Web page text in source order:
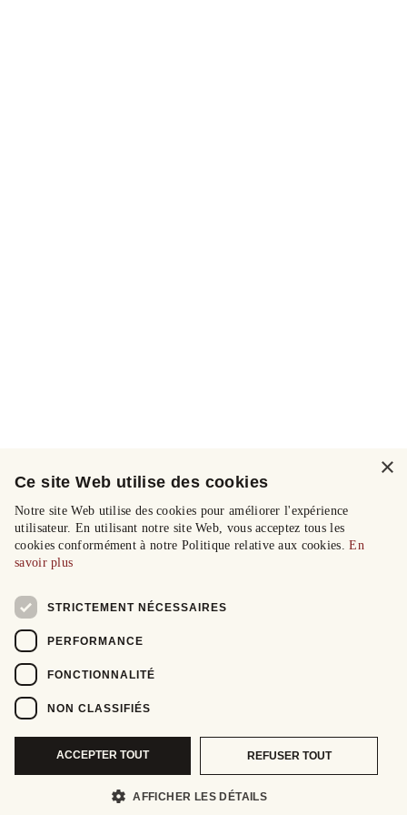
×
Ce site Web utilise des cookies
Notre site Web utilise des cookies pour améliorer l'expérience
utilisateur. En utilisant notre site Web, vous acceptez tous les
cookies conformément à notre Politique relative aux cookies.En
savoir plus
STRICTEMENT NÉCESSAIRES
PERFORMANCE
FONCTIONNALITÉ
NON CLASSIFIÉS
ACCEPTER TOUT REFUSER TOUT
AFFICHER LES DÉTAILS